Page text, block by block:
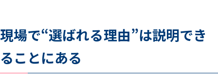
現場で“選ばれる理由”は説明でき
ることにある